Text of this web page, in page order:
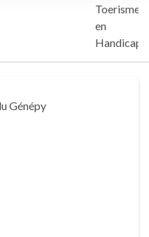
Toerisme
en
Handicap
Génépy